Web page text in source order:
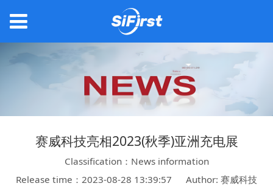
赛威科技亮相2023(秋季)亚洲充电展
Classification：News information
Release time：2023-08-28 13:39:57
Author: 赛威科技